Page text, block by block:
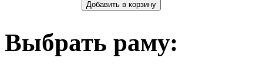
Выбрать раму: